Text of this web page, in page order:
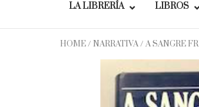
LA LIBRERÍA LIBROS
HOME/ NARRATIVA/ A SANGRE